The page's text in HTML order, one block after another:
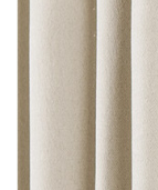
КАРНИЗЫ